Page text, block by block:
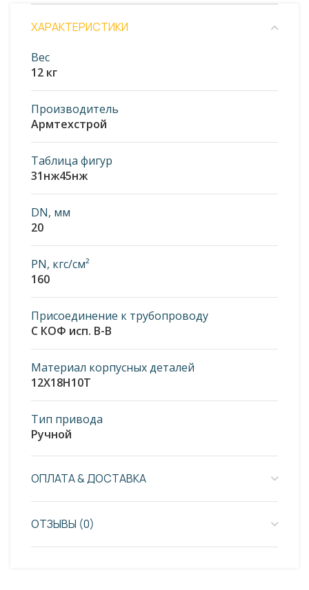
ХАРАКТЕРИСТИКИ
Вес
12 кг
Производитель
Армтехстрой
Таблица фигур
31нж45нж
DN, мм
20
PN, кгс/см²
160
Присоединение к трубопроводу
С КОФ исп. В-В
Материал корпусных деталей
12Х18Н10Т
Тип привода
Ручной
ОПЛАТА & ДОСТАВКА
ОТЗЫВЫ (0)